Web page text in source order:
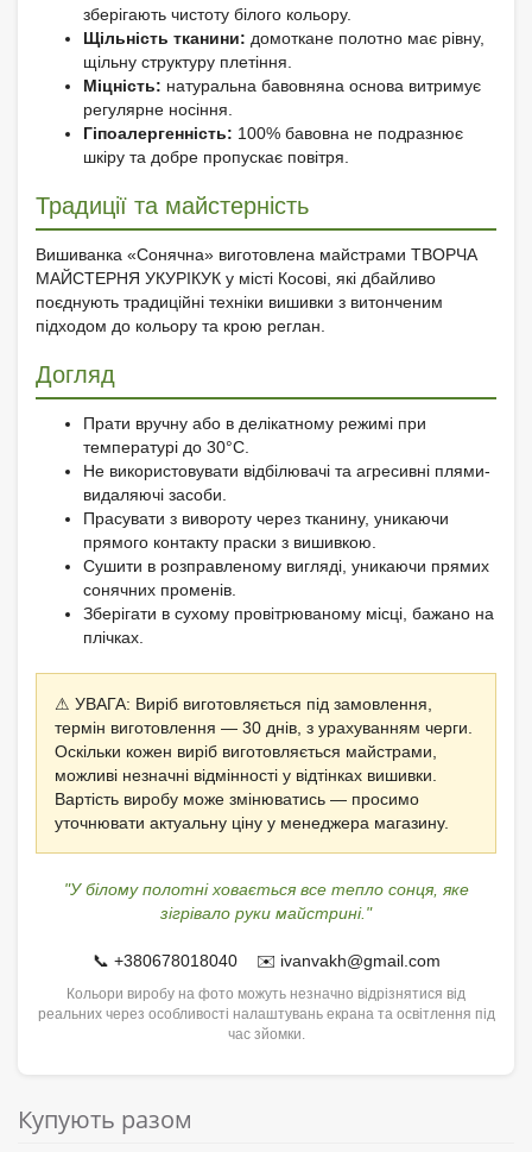
зберігають чистоту білого кольору.
Щільність тканини: домоткане полотно має рівну,
щільну структуру плетіння.
Міцність: натуральна бавовняна основа витримує
регулярне носіння.
Гіпоалергенність: 100% бавовна не подразнює
шкіру та добре пропускає повітря.
Традиції та майстерність
Вишиванка «Сонячна» виготовлена майстрами ТВОРЧА
МАЙСТЕРНЯ УКУРІКУК у місті Косові, які дбайливо
поєднують традиційні техніки вишивки з витонченим
підходом до кольору та крою реглан.
Догляд
Прати вручну або в делікатному режимі при
температурі до 30°C.
Не використовувати відбілювачі та агресивні плями-
видаляючі засоби.
Прасувати з вивороту через тканину, уникаючи
прямого контакту праски з вишивкою.
Сушити в розправленому вигляді, уникаючи прямих
сонячних променів.
Зберігати в сухому провітрюваному місці, бажано на
плічках.
⚠ УВАГА: Виріб виготовляється під замовлення,
термін виготовлення — 30 днів, з урахуванням черги.
Оскільки кожен виріб виготовляється майстрами,
можливі незначні відмінності у відтінках вишивки.
Вартість виробу може змінюватись — просимо
уточнювати актуальну ціну у менеджера магазину.
"У білому полотні ховається все тепло сонця, яке
зігрівало руки майстрині."
📞 +380678018040 ✉️ ivanvakh@gmail.com
Кольори виробу на фото можуть незначно відрізнятися від
реальних через особливості налаштувань екрана та освітлення під
час зйомки.
Купують разом